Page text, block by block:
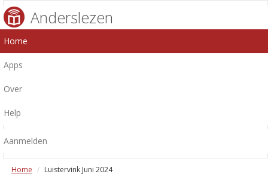
Anderslezen
Home
Apps
Over
Help
Aanmelden
Home Luistervink Juni 2024